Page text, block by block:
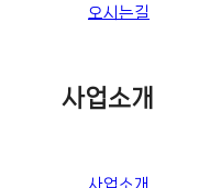
오시는길
사업소개
사업소개